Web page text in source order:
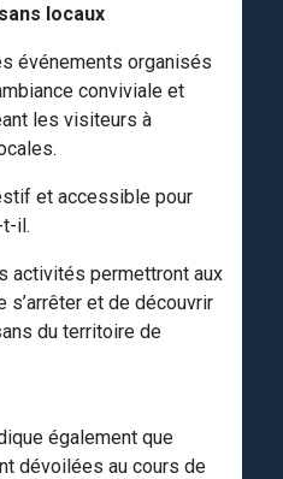
locaux
événements organisés
conviviale et
les visiteurs à
et accessible pour
il.
activités permettront aux
et de découvrir
du territoire de
également que
dévoilées au cours de